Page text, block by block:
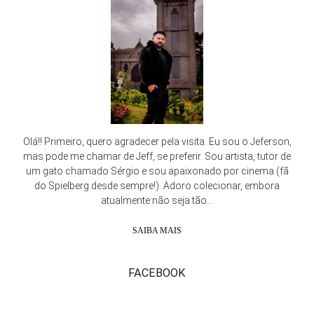
Olá!! Primeiro, quero agradecer pela visita. Eu sou o Jeferson,
mas pode me chamar de Jeff, se preferir. Sou artista, tutor de
um gato chamado Sérgio e sou apaixonado por cinema (fã
do Spielberg desde sempre!). Adoro colecionar, embora
atualmente não seja tão...
SAIBA MAIS
FACEBOOK